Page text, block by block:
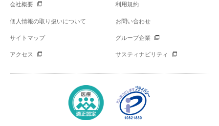
会社概要 利用規約
個人情報の取り扱いについて お問い合わせ
サイトマップ グループ企業
アクセス サスティナビリティ